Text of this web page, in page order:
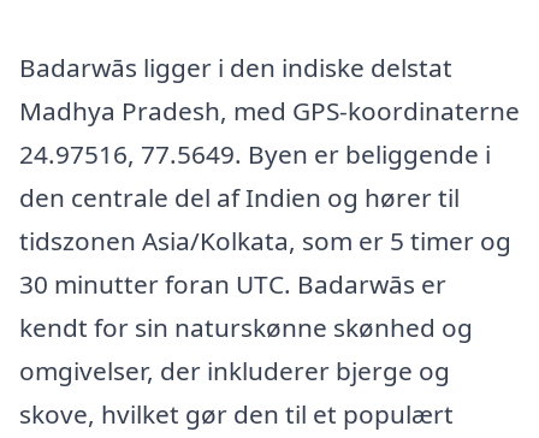
Badarwās ligger i den indiske delstat
Madhya Pradesh, med GPS-koordinaterne
24.97516, 77.5649. Byen er beliggende i
den centrale del af Indien og hører til
tidszonen Asia/Kolkata, som er 5 timer og
30 minutter foran UTC. Badarwās er
kendt for sin naturskønne skønhed og
omgivelser, der inkluderer bjerge og
skove, hvilket gør den til et populært